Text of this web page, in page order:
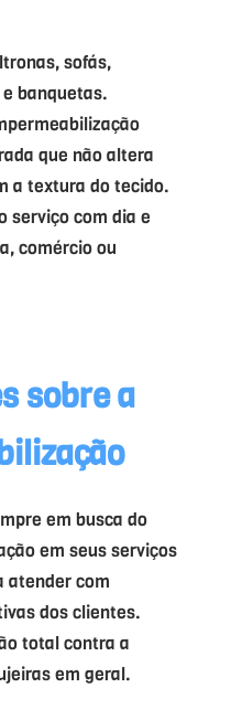
sofás,
banquetas.
que não altera
a textura do tecido.
serviço com dia e
comércio ou
sobre a
em busca do
em seus serviços
atender com
dos clientes.
total contra a
em geral.